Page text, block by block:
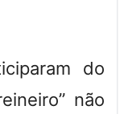
do
não